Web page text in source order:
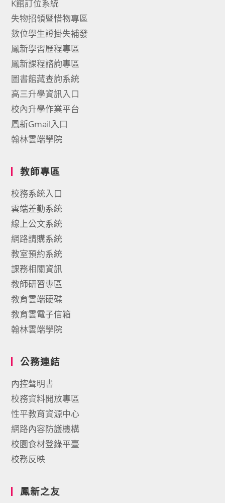
K館訂位系統
失物招領暨惜物專區
數位學生證掛失補發
鳳新學習歷程專區
鳳新課程諮詢專區
圖書館藏查詢系統
高三升學資訊入口
校內升學作業平台
鳳新Gmail入口
翰林雲端學院
教師專區
校務系統入口
雲端差勤系統
線上公文系統
網路請購系統
教室預約系統
課務相關資訊
教師研習專區
教育雲端硬碟
教育雲電子信箱
翰林雲端學院
公務連結
內控聲明書
校務資料開放專區
性平教育資源中心
網路內容防護機構
校園食材登錄平臺
校務反映
鳳新之友